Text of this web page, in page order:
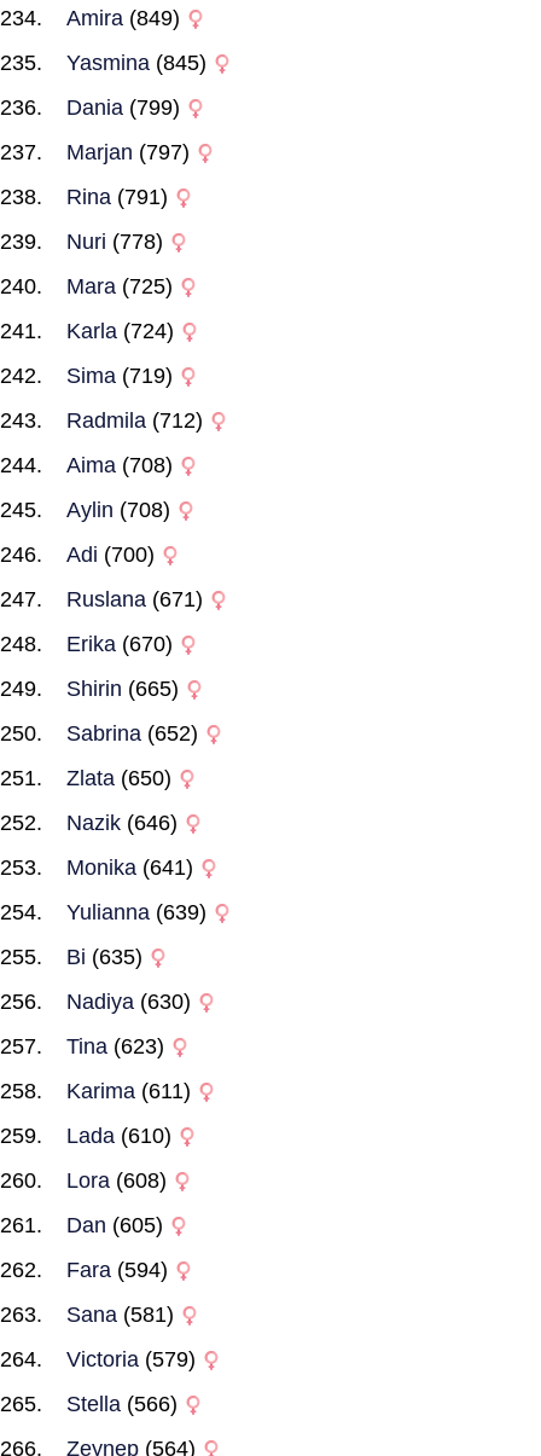
Amira (849)
Yasmina (845)
Dania (799)
Marjan (797)
Rina (791)
Nuri (778)
Mara (725)
Karla (724)
Sima (719)
Radmila (712)
Aima (708)
Aylin (708)
Adi (700)
Ruslana (671)
Erika (670)
Shirin (665)
Sabrina (652)
Zlata (650)
Nazik (646)
Monika (641)
Yulianna (639)
Bi (635)
Nadiya (630)
Tina (623)
Karima (611)
Lada (610)
Lora (608)
Dan (605)
Fara (594)
Sana (581)
Victoria (579)
Stella (566)
Zeynep (564)